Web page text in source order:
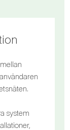
system